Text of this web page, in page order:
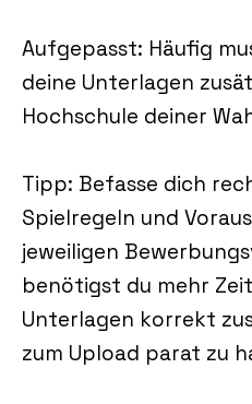
Aufgepasst: Häufig
deine Unterlagen
Hochschule deiner
Tipp: Befasse dich
Spielregeln und
jeweiligen
benötigst du mehr
Unterlagen korrekt
zum Upload parat zu